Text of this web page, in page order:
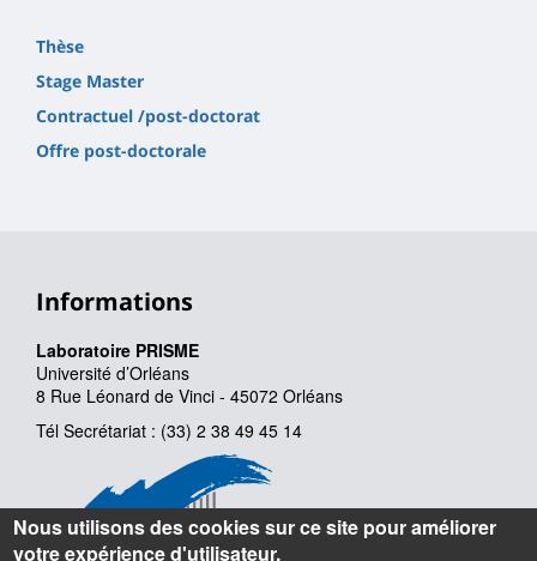
Thèse
Stage Master
Contractuel /post-doctorat
Offre post-doctorale
Informations
Laboratoire PRISME
Université d’Orléans
8 Rue Léonard de Vinci - 45072 Orléans
Tél Secrétariat : (33) 2 38 49 45 14
Nous utilisons des cookies sur ce site pour améliorer
votre expérience d'utilisateur.